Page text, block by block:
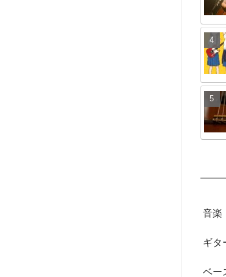
音楽
ギタ
ベー